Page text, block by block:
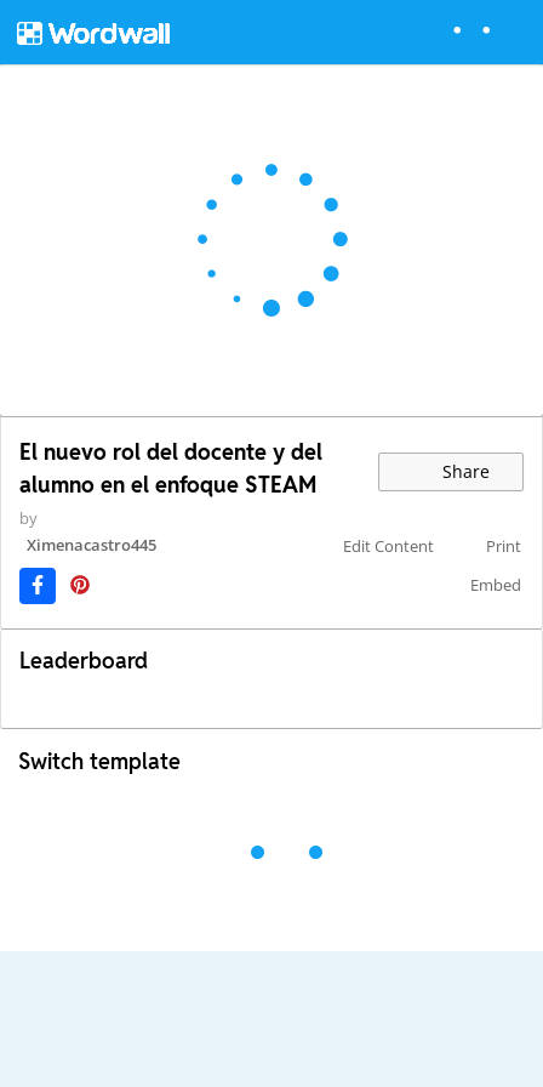
El nuevo rol del docente y del
alumno en el enfoque STEAM
Share
by
Ximenacastro445
Edit Content
Print
Embed
Leaderboard
Switch template